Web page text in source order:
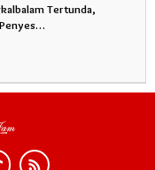
Tertunda,